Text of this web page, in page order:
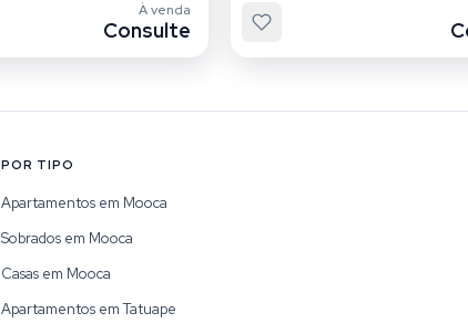
À venda
Consulte
POR TIPO
Apartamentos em Mooca
Sobrados em Mooca
Casas em Mooca
Apartamentos em Tatuape